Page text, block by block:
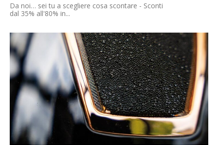
Da noi… sei tu a scegliere cosa scontare - Sconti
dal 35% all'80% in...